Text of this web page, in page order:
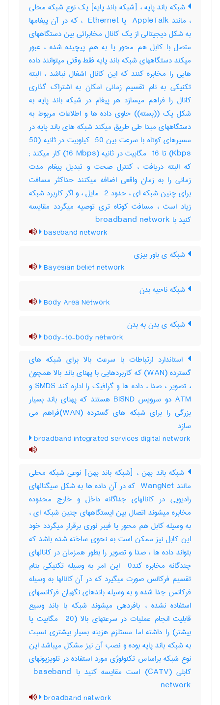
شبکه باند پایه ، [شبکه باند پایه] یک نوع شبکه محلی
، مانند ‎ AppleTalk یا ‎ Ethernet ، که در آن پیغامها
به شکل دیجیتالی از یک کانال مخابراتی بین دستگاههای
متصل با کابل هم محور یا به هم پیچیده شده ، عبور
میکند دستگاههای شبکه باند پایه فقط وقتی میتوانند داده
هایی را مخابره کنند که این کانال اشغال نباشد ، البته
تکنیکی به نام تقسیم زمانی امکان به اشتراک گذاری
کانال را فراهم میسازد هر پیغام در شبکه باند پایه به
شکل یک ((بسته)) حاوی داده ها و اطلاعات مربوط به
دستگاههای مبدا طی طریق میکند شبکه های باند پایه در
مسیرهای کوتاه با سرعت بین ‎ 50 کیلوبیت در ثانیه (‎50
Kbps) تا ‎ 16 مگابیت در ثانیه (‎16 Mbps) کار میکند‎ ;
که البته دریافت ، کنترل صحت و تبدیل پیغام مدت
زمانی را به زمان واقعی اضافه میکنند حداکثر مسافت
برای چنین شبکه ای ، حدود ‎ 2 مایل ، و اگر کاربرد شبکه
زیاد است ، مسافت کوتاه تری توصیه میگردد مقایسه
کنید با ‎ broadband network
baseband network
شبکه ی باور بیزی
Bayesian belief network
شبکه ناحیه بدن
Body Area Network
شبکه ی بدن به بدن
body-to-body network
استاندارد ارتباطات با سرعت بالا برای شبکه های
گسترده (WAN) که کاربردهایی با پهنای باند بالا همچون
، تصویر ، صدا ، داده ها و گرافیک را اداره کند SMDS و
ATM دو سرویس BISND هستند که پهنای باند بسیار
بزرگی را برای شبکه های گسترده (WAN)فراهم می
سازد
broadband integrated services digital network
شبکه باند پهن ، [شبکه باند پهن] نوعی شبکه محلی
مانند ‎ WangNet که در آن داده ها به شکل سیگنالهای
رادیویی در کانالهای جداگانه داخل و خارج محدوده
مخابره میشوند اتصال بین ایستگاههای چنین شبکه ای ،
به وسیله کابل هم محور یا فیبر نوری برقرار میگردد خود
این کابل نیز ممکن است به نحوی ساخته شده باشد که
بتواند داده ها ، صدا و تصویر را بطور همزمان در کانالهای
چندگانه مخابره کند‎ 0 این امر به وسیله تکنیکی بنام
تقسیم فرکانس صورت میگیرد که در آن کانالها به وسیله
فرکانس جدا شده و به وسیله باندهای نگهبان فرکانسهای
استفاده نشده ، بافردهی میشوند شبکه با باند وسیع
قابلیت انجام عملیات در سرعتهای بالا (‎ 20 مگابیت یا
بیشتر) را داشته اما مستلزم هزینه بسیار بیشتری نسبت
به شبکه باند پایه بوده و نصب آن نیز مشکل میباشد این
نوع شبکه براساس تکنولوژی مورد استفاده در تلویزیونهای
کابلی (‎CATV) است مقایسه کنید با ‎ baseband
network
broadband network